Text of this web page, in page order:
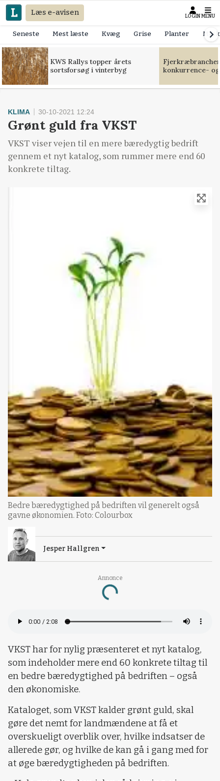
Læs e-avisen LOGIN MENU
Seneste Mest læste Kvæg Grise Planter
KWS Rallys topper årets
sortsforsøg i vinterbyg
konkurrence-
Annonce
Loading...
KLIMA 30-10-2021 12:24
Grønt guld fra VKST
VKST viser vejen til en mere bæredygtig bedrift
gennem et nyt katalog, som rummer mere end 60
konkrete tiltag.
Bedre bæredygtighed på bedriften vil generelt også
gavne økonomien. Foto: Colourbox
Jesper Hallgren
VKST har for nylig præsenteret et nyt katalog,
som indeholder mere end 60 konkrete tiltag til
en bedre bæredygtighed på bedriften – også
den økonomiske.
Kataloget, som VKST kalder grønt guld, skal
gøre det nemt for landmændene at få et
overskueligt overblik over, hvilke indsatser de
allerede gør, og hvilke de kan gå i gang med for
at øge bæredygtigheden på bedriften.